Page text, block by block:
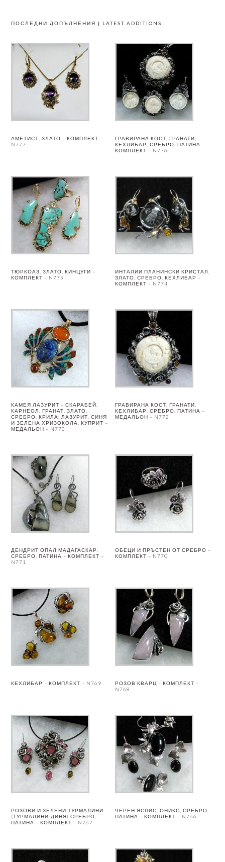
ПОСЛЕДНИ ДОПЪЛНЕНИЯ | LATEST ADDITIONS
АМЕТИСТ, ЗЛАТО – КОМПЛЕКТ –
N777
ГРАВИРАНА КОСТ, ГРАНАТИ,
КЕХЛИБАР, СРЕБРО, ПАТИНА –
КОМПЛЕКТ – N776
ТЮРКОАЗ, ЗЛАТО, КИНЦУГИ –
КОМПЛЕКТ – N775
ИНТАЛИИ ПЛАНИНСКИ КРИСТАЛ,
ЗЛАТО, СРЕБРО, КЕХЛИБАР –
КОМПЛЕКТ – N774
КАМЕЯ ЛАЗУРИТ – СКАРАБЕЙ,
КАРНЕОЛ, ГРАНАТ, ЗЛАТО,
СРЕБРО. КРИЛА: ЛАЗУРИТ, СИНЯ
И ЗЕЛЕНА ХРИЗОКОЛА, КУПРИТ –
МЕДАЛЬОН – N773
ГРАВИРАНА КОСТ, ГРАНАТИ,
КЕХЛИБАР, СРЕБРО, ПАТИНА –
МЕДАЛЬОН – N772
ДЕНДРИТ ОПАЛ МАДАГАСКАР,
СРЕБРО, ПАТИНА – КОМПЛЕКТ –
N771
ОБЕЦИ И ПРЪСТЕН ОТ СРЕБРО –
КОМПЛЕКТ – N770
КЕХЛИБАР – КОМПЛЕКТ – N769
РОЗОВ КВАРЦ – КОМПЛЕКТ –
N768
РОЗОВИ И ЗЕЛЕНИ ТУРМАЛИНИ
(ТУРМАЛИНИ-ДИНЯ) СРЕБРО,
ПАТИНА – КОМПЛЕКТ – N767
ЧЕРЕН ЯСПИС, ОНИКС, СРЕБРО,
ПАТИНА – КОМПЛЕКТ – N766